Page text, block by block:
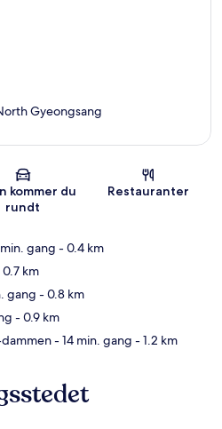
Kort
Gyeongsang
kommer du
rundt
Restauranter
gang - 0.4 km
km
gang - 0.8 km
- 0.9 km
- 14 min. gang - 1.2 km